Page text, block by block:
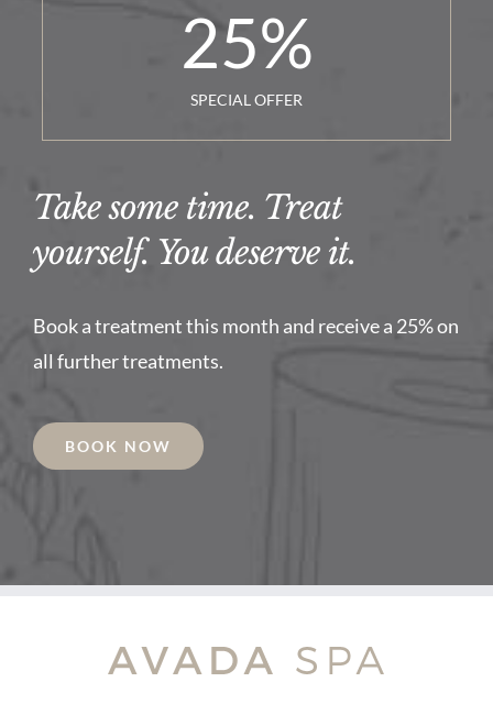
25%
SPECIAL OFFER
Take some time. Treat
yourself. You deserve it.
Book a treatment this month and receive a 25% on
all further treatments.
BOOK NOW